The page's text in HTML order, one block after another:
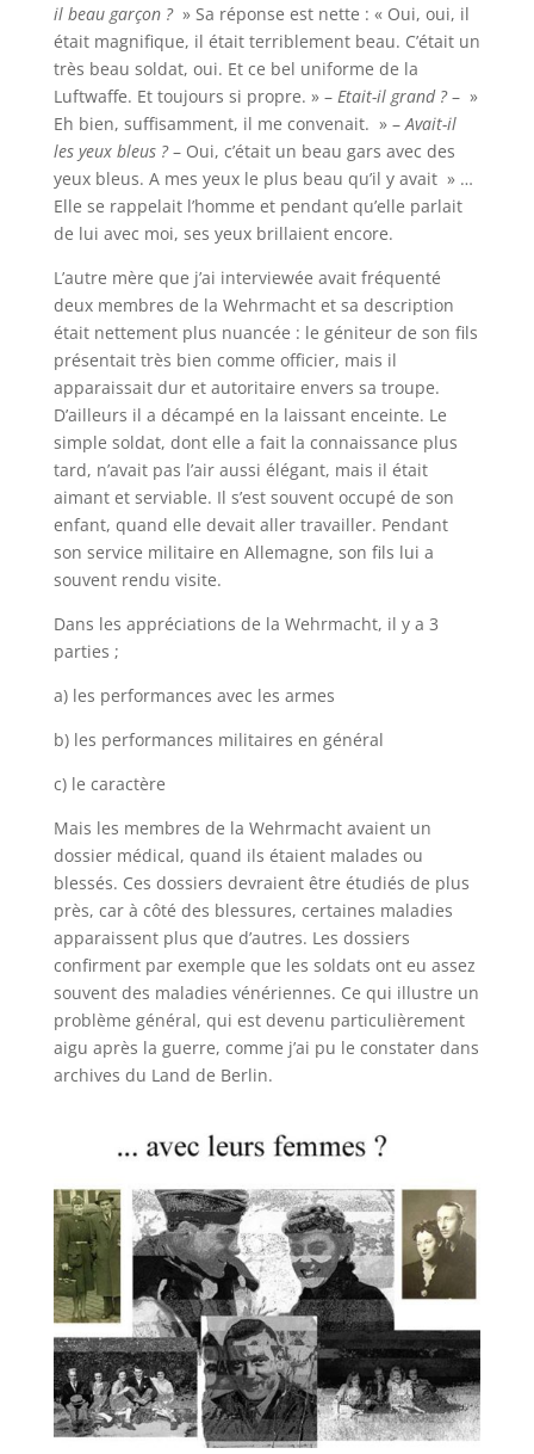
il beau garçon ?» Sa réponse est nette : « Oui, oui, il
était magnifique, il était terriblement beau. C’était un
très beau soldat, oui. Et ce bel uniforme de la
Luftwaffe. Et toujours si propre. » – Etait-il grand ?– »
Eh bien, suffisamment, il me convenait. » –Avait-il
les yeux bleus ?– Oui, c’était un beau gars avec des
yeux bleus. A mes yeux le plus beau qu’il y avait » …
Elle se rappelait l’homme et pendant qu’elle parlait
de lui avec moi, ses yeux brillaient encore.
L’autre mère que j’ai interviewée avait fréquenté
deux membres de la Wehrmacht et sa description
était nettement plus nuancée : le géniteur de son fils
présentait très bien comme officier, mais il
apparaissait dur et autoritaire envers sa troupe.
D’ailleurs il a décampé en la laissant enceinte. Le
simple soldat, dont elle a fait la connaissance plus
tard, n’avait pas l’air aussi élégant, mais il était
aimant et serviable. Il s’est souvent occupé de son
enfant, quand elle devait aller travailler. Pendant
son service militaire en Allemagne, son fils lui a
souvent rendu visite.
Dans les appréciations de la Wehrmacht, il y a 3
parties ;
a) les performances avec les armes
b) les performances militaires en général
c) le caractère
Mais les membres de la Wehrmacht avaient un
dossier médical, quand ils étaient malades ou
blessés. Ces dossiers devraient être étudiés de plus
près, car à côté des blessures, certaines maladies
apparaissent plus que d’autres. Les dossiers
confirment par exemple que les soldats ont eu assez
souvent des maladies vénériennes. Ce qui illustre un
problème général, qui est devenu particulièrement
aigu après la guerre, comme j’ai pu le constater dans
archives du Land de Berlin.